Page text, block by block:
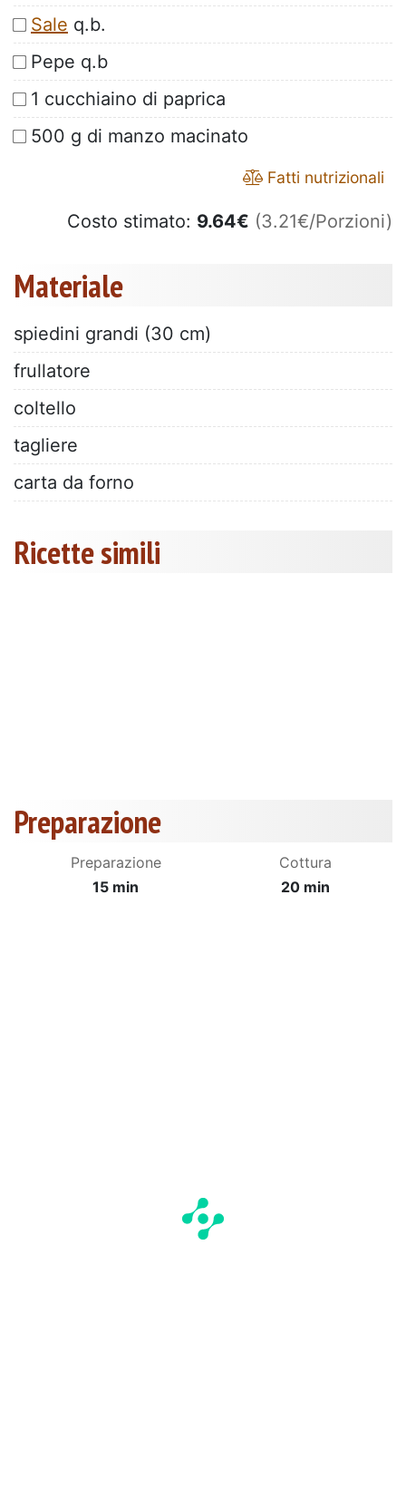
Sale q.b.
Pepe q.b
1 cucchiaino di paprica
500 g di manzo macinato
Fatti nutrizionali
Costo stimato: 9.64€ (3.21€/Porzioni)
Materiale
spiedini grandi (30 cm)
frullatore
coltello
tagliere
carta da forno
Ricette simili
Preparazione
Preparazione
15 min
Cottura
20 min